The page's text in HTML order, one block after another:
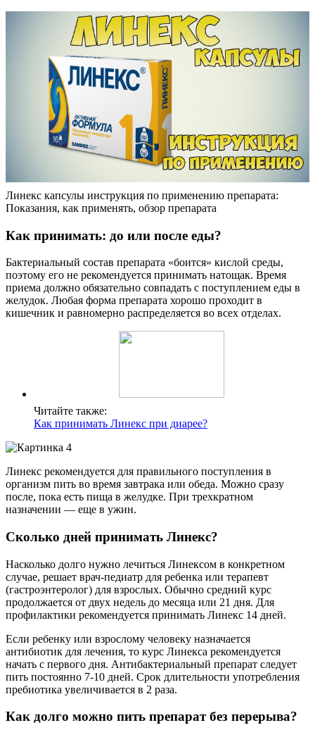
Линекс капсулы инструкция по применению препарата:
Показания, как применять, обзор препарата
Как принимать: до или после еды?
Бактериальный состав препарата «боится» кислой среды,
поэтому его не рекомендуется принимать натощак. Время
приема должно обязательно совпадать с поступлением еды в
желудок. Любая форма препарата хорошо проходит в
кишечник и равномерно распределяется во всех отделах.
Читайте также:
Как принимать Линекс при диарее?
Линекс рекомендуется для правильного поступления в
организм пить во время завтрака или обеда. Можно сразу
после, пока есть пища в желудке. При трехкратном
назначении — еще в ужин.
Сколько дней принимать Линекс?
Насколько долго нужно лечиться Линексом в конкретном
случае, решает врач-педиатр для ребенка или терапевт
(гастроэнтеролог) для взрослых. Обычно средний курс
продолжается от двух недель до месяца или 21 дня. Для
профилактики рекомендуется принимать Линекс 14 дней.
Если ребенку или взрослому человеку назначается
антибиотик для лечения, то курс Линекса рекомендуется
начать с первого дня. Антибактериальный препарат следует
пить постоянно 7-10 дней. Срок длительности употребления
пребиотика увеличивается в 2 раза.
Как долго можно пить препарат без перерыва?